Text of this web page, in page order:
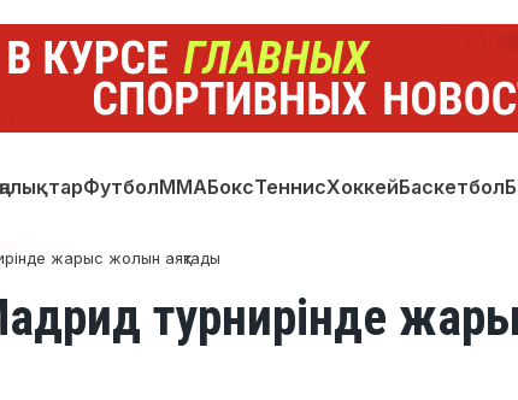
ФутболММАБоксТеннисХоккейБаскетбол
жарыс жолын аяқтады
турнирінде